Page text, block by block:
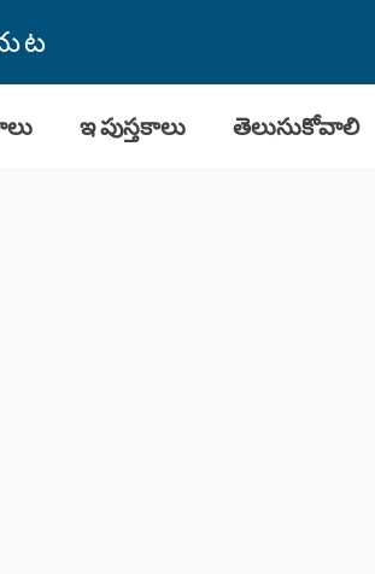
ఇ పుస్తకాలు తెలుసుకోవాలి